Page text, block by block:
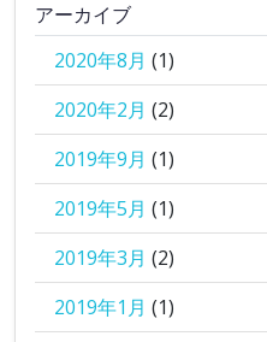
アーカイブ
2020年8月 (1)
2020年2月 (2)
2019年9月 (1)
2019年5月 (1)
2019年3月 (2)
2019年1月 (1)